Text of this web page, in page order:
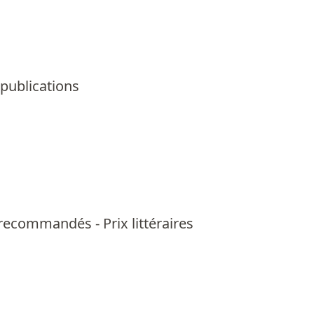
- Prix littéraires